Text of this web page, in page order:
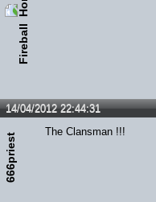
Fireball
14/04/2012 22:44:31
666priest
The Clansman !!!